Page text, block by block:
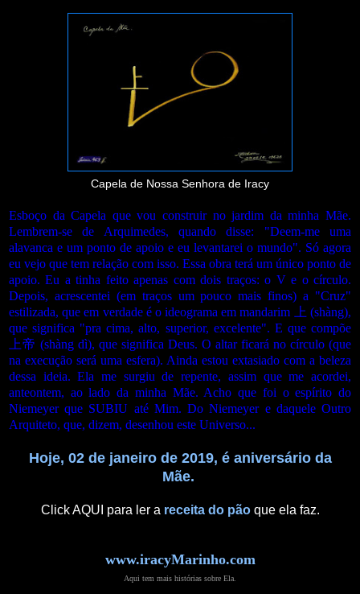
Capela de Nossa Senhora de Iracy
Esboço da Capela que vou construir no jardim da minha Mãe.
Lembrem-se de Arquimedes, quando disse: "Deem-me uma
alavanca e um ponto de apoio e eu levantarei o mundo". Só agora
eu vejo que tem relação com isso. Essa obra terá um único ponto de
apoio. Eu a tinha feito apenas com dois traços: o V e o círculo.
Depois, acrescentei (em traços um pouco mais finos) a "Cruz"
estilizada, que em verdade é o ideograma em mandarim 上 (shàng),
que significa "pra cima, alto, superior, excelente". E que compõe
上帝 (shàng dì), que significa Deus. O altar ficará no círculo (que
na execução será uma esfera). Ainda estou extasiado com a beleza
dessa ideia. Ela me surgiu de repente, assim que me acordei,
anteontem, ao lado da minha Mãe. Acho que foi o espírito do
Niemeyer que SUBIU até Mim. Do Niemeyer e daquele Outro
Arquiteto, que, dizem, desenhou este Universo...
Hoje, 02 de janeiro de 2019, é aniversário da
Mãe.
Click AQUI para ler a receita do pãoque ela faz.
www.iracyMarinho.com
Aqui tem mais histórias sobre Ela.